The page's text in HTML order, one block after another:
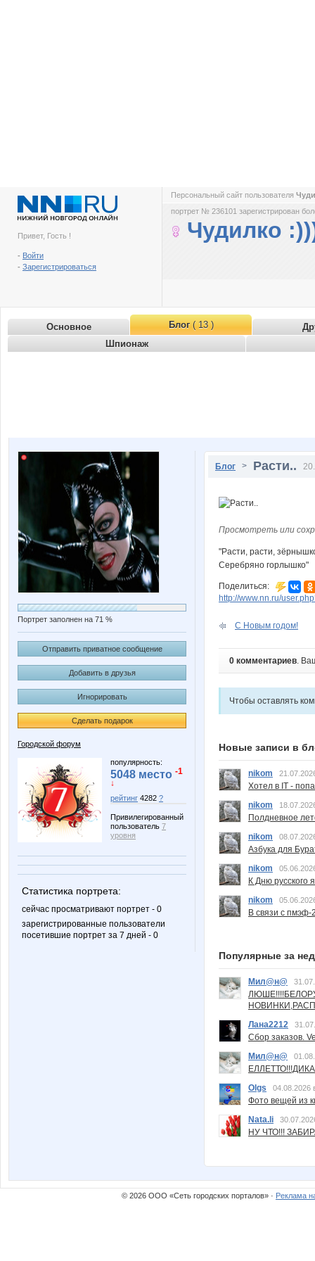
Привет, Гость !
- Войти
- Зарегистрироваться
Персональный сайт пользователя
портрет № 236101 зарегистрирован
Чудилко
Основное Блог( 13 )
Шпионаж
Портрет заполнен на 71 %
Отправить приватное сообщение
Добавить в друзья
Игнорировать
Сделать подарок
Городской форум
популярность:
5048 место -1
↓
рейтинг 4282 ?
Привилегированный
пользователь 7
уровня
Статистика портрета:
сейчас просматривают портрет - 0
зарегистрированные пользователи
посетившие портрет за 7 дней - 0
Блог > Расти..
Просмотреть или
"Расти, расти,
Серебряно горлышко"
Поделиться:
http://www.nn.ru/
С Новым годом!
0 комментариев.
Чтобы оставлять
Новые записи в
nikom
Хотел в IT -
nikom
Полдневное
nikom
Азбука для
nikom
К Дню русского
nikom
В связи с пмэф-
Популярные за
Мил@н@
Лана2212
Сбор заказов.
Мил@н@
Olgs
04.08.2026
Фото вещей из
Nata.li
НУ ЧТО!!!
© 2026 ООО «Сеть городских порталов» · Реклама